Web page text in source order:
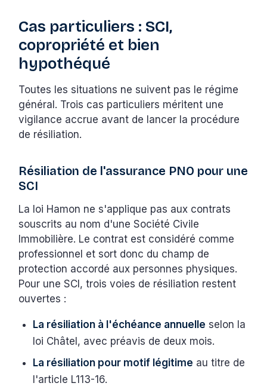
Cas particuliers : SCI,
copropriété et bien
hypothéqué
Toutes les situations ne suivent pas le régime
général. Trois cas particuliers méritent une
vigilance accrue avant de lancer la procédure
de résiliation.
Résiliation de l'assurance PNO pour une
SCI
La loi Hamon ne s'applique pas aux contrats
souscrits au nom d'une Société Civile
Immobilière. Le contrat est considéré comme
professionnel et sort donc du champ de
protection accordé aux personnes physiques.
Pour une SCI, trois voies de résiliation restent
ouvertes :
La résiliation à l'échéance annuelle selon la
loi Châtel, avec préavis de deux mois.
La résiliation pour motif légitime au titre de
l'article L113-16.